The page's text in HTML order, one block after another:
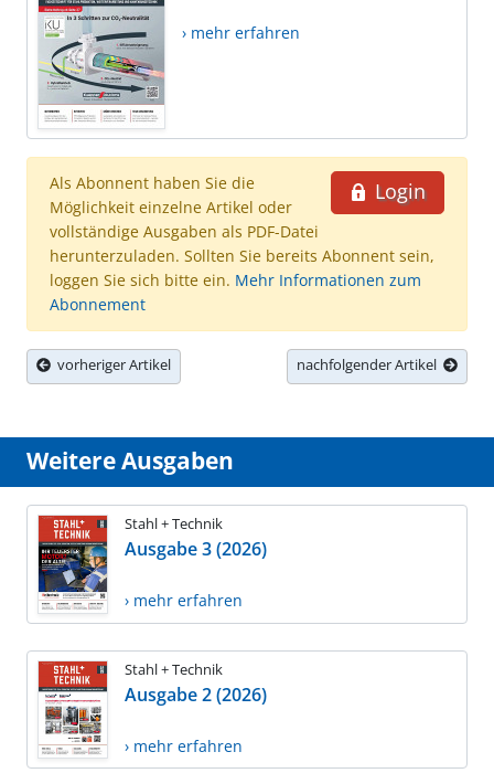
› mehr erfahren
Login
Als Abonnent haben Sie die
Möglichkeit einzelne Artikel oder
vollständige Ausgaben als PDF-Datei
herunterzuladen. Sollten Sie bereits Abonnent sein,
loggen Sie sich bitte ein. Mehr Informationen zum
Abonnement
vorheriger Artikel nachfolgender Artikel
Weitere Ausgaben
Stahl + Technik
Ausgabe 3 (2026)
› mehr erfahren
Stahl + Technik
Ausgabe 2 (2026)
› mehr erfahren